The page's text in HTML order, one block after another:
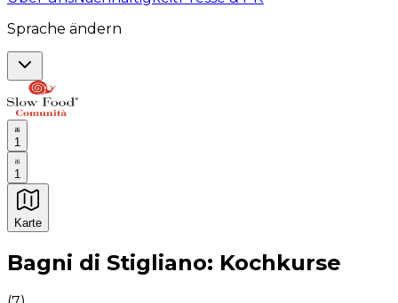
Sprache ändern
1
1
Karte
Unvergessliche kulinarische Erlebnisse:
Bagni di Stigliano: Kochkurse